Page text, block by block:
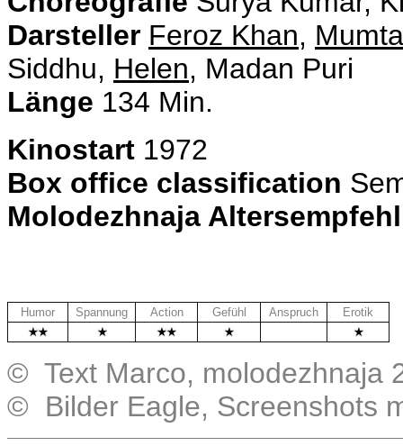
Darsteller Feroz Khan,
Siddhu, Helen, Madan Puri
Länge 134 Min.
Kinostart 1972
Box office classification
Molodezhnaja
Humor Spannung Action Gefühl Anspruch
Erotik
© Text Marco, molodezhnaja
© Bilder Eagle, Screenshots